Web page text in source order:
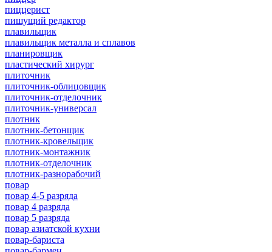
пиццерист
пишущий редактор
плавильщик
плавильщик металла и сплавов
планировщик
пластический хирург
плиточник
плиточник-облицовщик
плиточник-отделочник
плиточник-универсал
плотник
плотник-бетонщик
плотник-кровельщик
плотник-монтажник
плотник-отделочник
плотник-разнорабочий
повар
повар 4-5 разряда
повар 4 разряда
повар 5 разряда
повар азиатской кухни
повар-бариста